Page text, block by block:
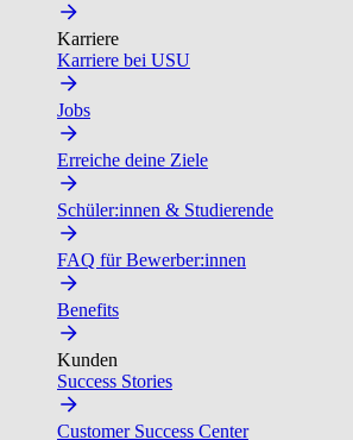
Karriere
Karriere bei USU
Jobs
Erreiche deine Ziele
Schüler:innen & Studierende
FAQ für Bewerber:innen
Benefits
Kunden
Success Stories
Customer Success Center